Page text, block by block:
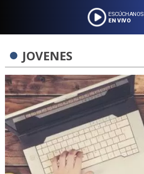
ESCÚCHANOS
EN VIVO
JOVENES